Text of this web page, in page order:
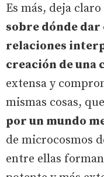
Es más, deja claro
sobre dónde dar
relaciones
creación de una
extensa y
mismas cosas,
por un mundo
de microcosmos
entre ellas